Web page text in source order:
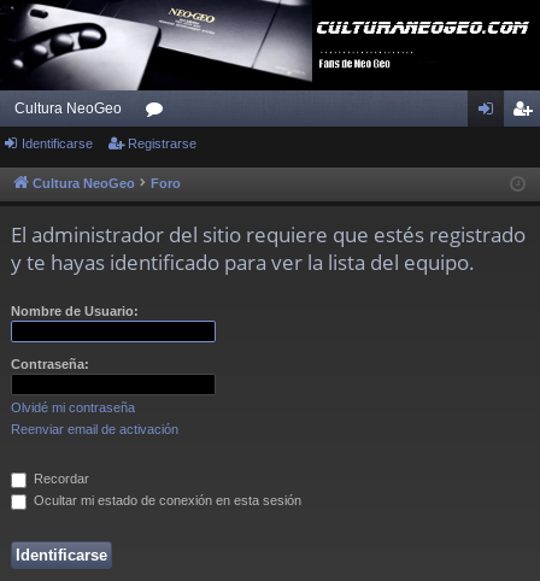
Cultura NeoGeo
or
os ist
Identificarse Registrarse
Cultura NeoGeo Foro
El administrador del sitio requiere que estés registrado
y te hayas identificado para ver la lista del equipo.
Nombre de Usuario:
Contraseña:
Olvidé mi contraseña
Reenviar email de activación
Recordar
Ocultar mi estado de conexión en esta sesión